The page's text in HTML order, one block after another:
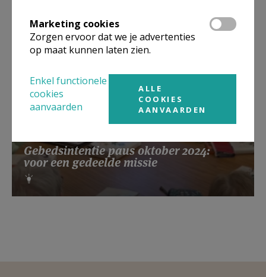
Gebedsintentie paus oktober 2024:
voor een gedeelde missie
Marketing cookies
Zorgen ervoor dat we je advertenties
op maat kunnen laten zien.
Enkel functionele
cookies
aanvaarden
ALLE
COOKIES
AANVAARDEN